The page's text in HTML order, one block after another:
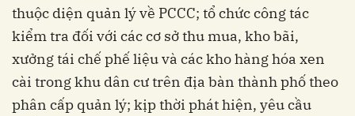
thuộc diện quản lý về PCCC; tổ chức công tác
kiểm tra đối với các cơ sở thu mua, kho bãi,
xưởng tái chế phế liệu và các kho hàng hóa xen
cài trong khu dân cư trên địa bàn thành phố theo
phân cấp quản lý; kịp thời phát hiện, yêu cầu